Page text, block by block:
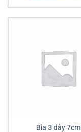
Bìa 3 dây 7cm